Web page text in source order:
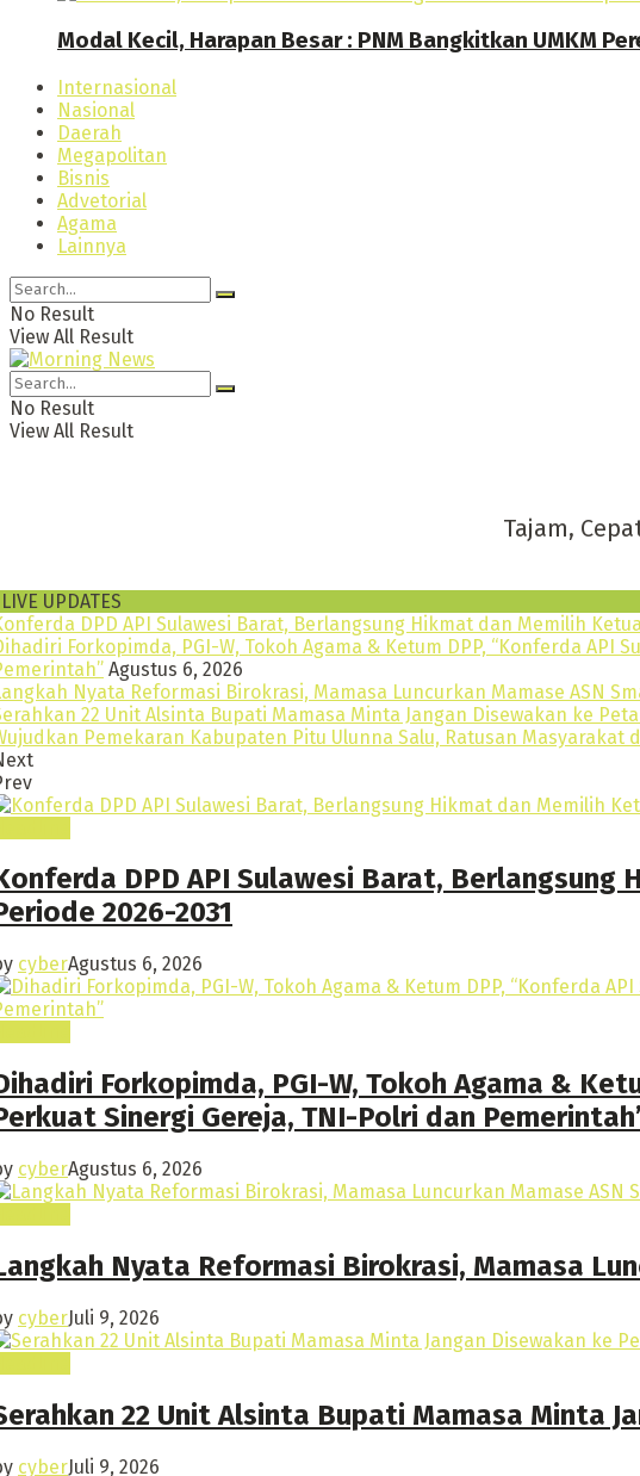
Modal Kecil, Harapan Besar : PNM Bangkitkan UMKM
Internasional
Nasional
Daerah
Megapolitan
Bisnis
Advetorial
Agama
Lainnya
No Result
View All Result
No Result
View All Result
Tajam, Cepat dan
LIVE UPDATES
DPD API Sulawesi Barat, Berlangsung Hikmat dan Memilih
Forkopimda, PGI-W, Tokoh Agama & Ketum DPP, “Konferda API
Agustus 6, 2026
Nyata Reformasi Birokrasi, Mamasa Luncurkan Mamase ASN
22 Unit Alsinta Bupati Mamasa Minta Jangan Disewakan ke
Pemekaran Kabupaten Pitu Ulunna Salu, Ratusan Masyarakat
DPD API Sulawesi Barat, Berlangsung
2026-2031
cyberAgustus 6, 2026
Forkopimda, PGI-W, Tokoh Agama &
Sinergi Gereja, TNI-Polri dan
cyberAgustus 6, 2026
Nyata Reformasi Birokrasi, Mamasa
cyberJuli 9, 2026
22 Unit Alsinta Bupati Mamasa Minta
cyberJuli 9, 2026